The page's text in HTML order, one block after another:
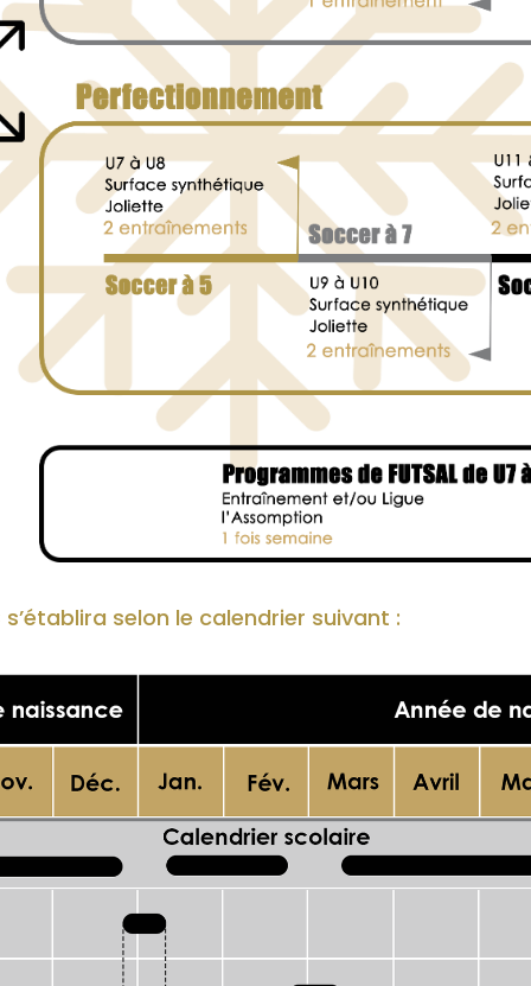
selon le calendrier suivant :